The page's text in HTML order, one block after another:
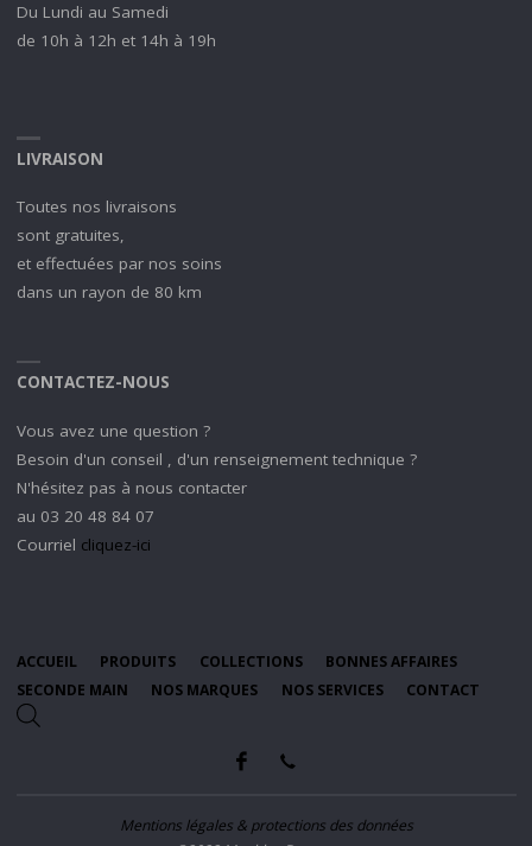
Du Lundi au Samedi
de 10h à 12h et 14h à 19h
LIVRAISON
Toutes nos livraisons
sont gratuites,
et effectuées par nos soins
dans un rayon de 80 km
CONTACTEZ-NOUS
Vous avez une question ?
Besoin d'un conseil , d'un renseignement technique ?
N'hésitez pas à nous contacter
au 03 20 48 84 07
Courriel cliquez-ici
ACCUEIL PRODUITS COLLECTIONS
BONNES AFFAIRES
SECONDE MAIN
NOS MARQUES NOS SERVICES CONTACT
Mentions légales & protections des données